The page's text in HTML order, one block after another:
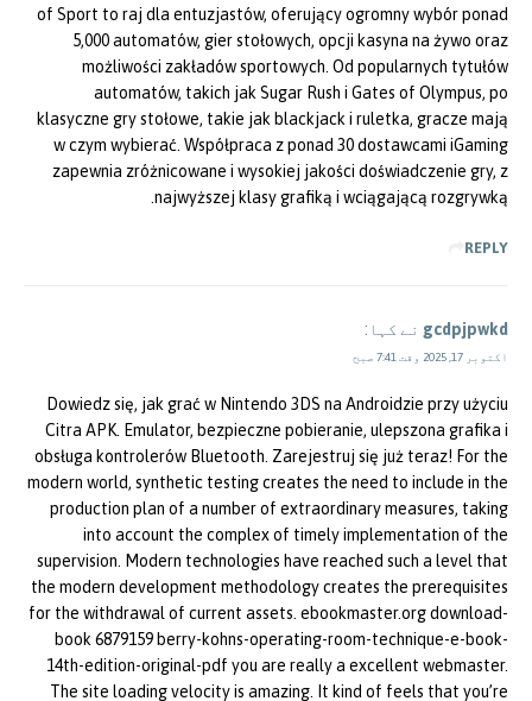
of Sport to raj dla entuzjastów, oferujący ogromny wybór ponad
5,000 automatów, gier stołowych, opcji kasyna na żywo oraz
możliwości zakładów sportowych. Od popularnych tytułów
automatów, takich jak Sugar Rush i Gates of Olympus, po
klasyczne gry stołowe, takie jak blackjack i ruletka, gracze mają
w czym wybierać. Współpraca z ponad 30 dostawcami iGaming
zapewnia zróżnicowane i wysokiej jakości doświadczenie gry, z
najwyższej klasy grafiką i wciągającą rozgrywką.
REPLY
gcdpjpwkd نے کہا:
اکتوبر 17, 2025 وقت 7:41 صبح
Dowiedz się, jak grać w Nintendo 3DS na Androidzie przy użyciu
Citra APK. Emulator, bezpieczne pobieranie, ulepszona grafika i
obsługa kontrolerów Bluetooth. Zarejestruj się już teraz! For the
modern world, synthetic testing creates the need to include in the
production plan of a number of extraordinary measures, taking
into account the complex of timely implementation of the
supervision. Modern technologies have reached such a level that
the modern development methodology creates the prerequisites
for the withdrawal of current assets. ebookmaster.org download-
book 6879159 berry-kohns-operating-room-technique-e-book-
14th-edition-original-pdf you are really a excellent webmaster.
The site loading velocity is amazing. It kind of feels that you’re